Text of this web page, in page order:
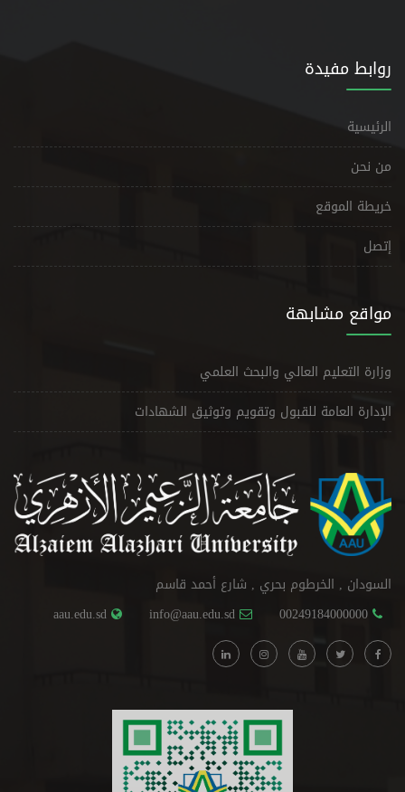
روابط مفيدة
الرئيسية
من نحن
خريطة الموقع
إتصل
مواقع مشابهة
وزارة التعليم العالي والبحث العلمي
الإدارة العامة للقبول وتقويم وتوثيق الشهادات
السودان , الخرطوم بحري , شارع أحمد قاسم
00249184000000
info@aau.edu.sd
aau.edu.sd